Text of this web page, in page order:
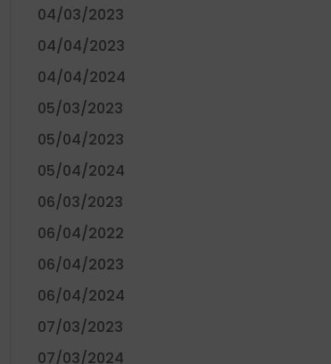
04/03/2023
04/04/2023
04/04/2024
05/03/2023
05/04/2023
05/04/2024
06/03/2023
06/04/2022
06/04/2023
06/04/2024
07/03/2023
07/03/2024